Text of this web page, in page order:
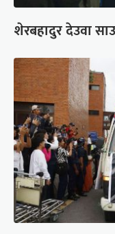
शेरबहादुर देउवा